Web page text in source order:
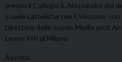
presso il Collegio S. Alessandro dei
scuole cattoliche con il Vescovo con
Direttore delle scuole Medie prof.
Leone XIII di Milano.
Ascolta: